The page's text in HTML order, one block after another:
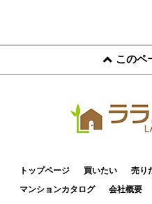
このペ
トップページ 買いたい 売り
マンションカタログ
会社概要